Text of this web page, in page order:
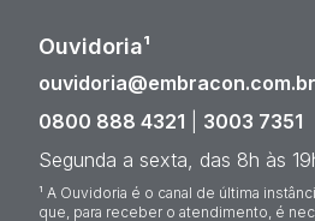
Ouvidoria¹
ouvidoria@embracon.com.br
0800 888 4321
3003 7351
Segunda a sexta, das 8h às
¹ A Ouvidoria é o canal de última
que, para receber o atendimento, é